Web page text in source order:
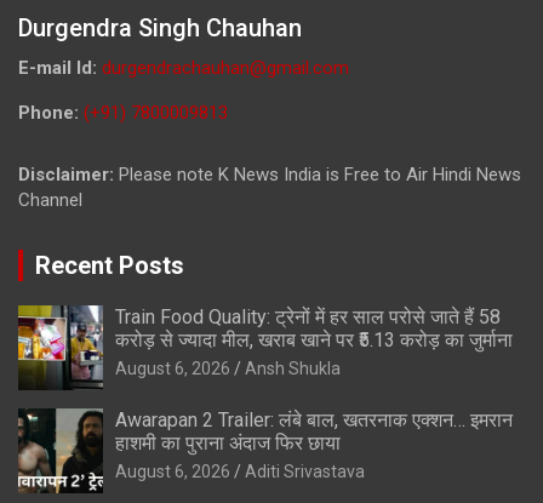
Durgendra Singh Chauhan
E-mail Id: durgendrachauhan@gmail.com
Phone: (+91) 7800009813
Disclaimer: Please note K News India is Free to Air Hindi News
Channel
Recent Posts
Train Food Quality: ट्रेनों में हर साल परोसे जाते हैं 58
करोड़ से ज्यादा मील, खराब खाने पर ₹5.13 करोड़ का जुर्माना
August 6, 2026 Ansh Shukla
Awarapan 2 Trailer: लंबे बाल, खतरनाक एक्शन… इमरान
हाशमी का पुराना अंदाज फिर छाया
August 6, 2026 Aditi Srivastava